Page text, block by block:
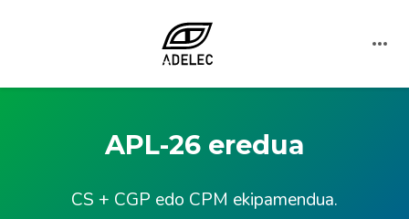
APL-26 eredua
CS + CGP edo CPM ekipamendua.